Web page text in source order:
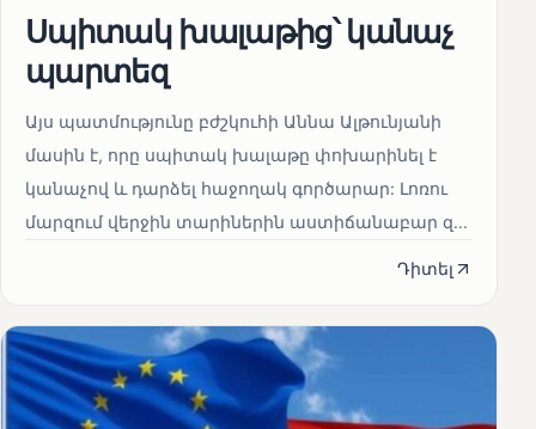
Սպիտակ խալաթից՝ կանաչ
պարտեզ
Այս պատմությունը բժշկուհի Աննա Ալթունյանի
մասին է, որը սպիտակ խալաթը փոխարինել է
կանաչով և դարձել հաջողակ գործարար: Լոռու
մարզում վերջին տարիներին աստիճանաբար զ...
Դիտել